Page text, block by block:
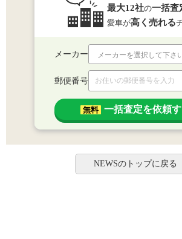
最大12社の一括査
愛車が高く売れる
メーカー
郵便番号
無料 一括査定を依頼
NEWSのトップに戻る